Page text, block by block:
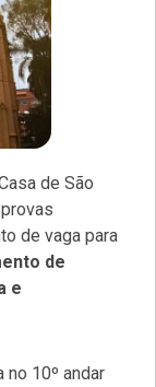
de São
de vaga para
de
e
no 10º andar